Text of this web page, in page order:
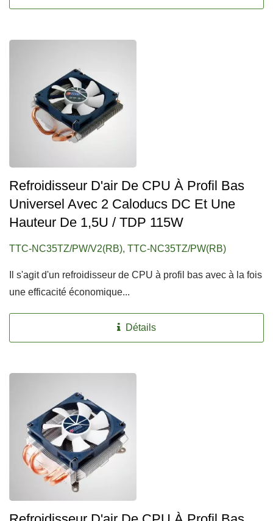
Refroidisseur D'air De CPU À Profil Bas
Universel Avec 2 Caloducs DC Et Une
Hauteur De 1,5U / TDP 115W
TTC-NC35TZ/PW/V2(RB), TTC-NC35TZ/PW(RB)
Il s'agit d'un refroidisseur de CPU à profil bas avec à la fois
une efficacité économique...
Détails